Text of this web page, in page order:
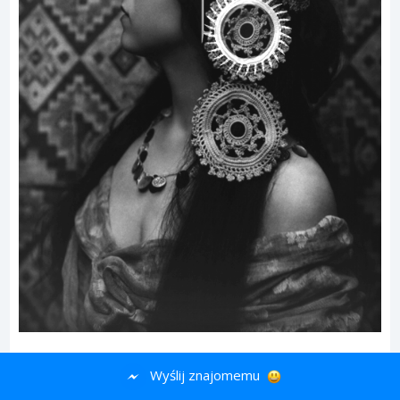
Wyślij znajomemu